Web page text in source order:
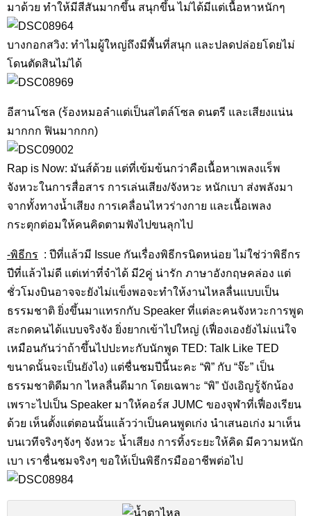
มาด้วย ทำให้มีสีสันมากขึ้น สนุกขึ้น ไม่ได้มีแต่เนื้อหาหนักๆ
บางกอกสวิง: ทำไมผู้ใหญ่ถึงมีพื้นที่สนุก และปลดปล่อยโดยไม่
โดนตัดสินไม่ได้
อีสานโซล (ร้องหมอลำแต่เป็นสไตล์โซล ดนตรี และเสียงแน่น
มากกก ฟินมากกก)
Rap is Now: มันส์ด้วย แต่ที่เข้มข้นกว่าคือเนื้อหาเพลงแร็พ
จังหวะในการสื่อสาร การเล่นเสียง/จังหวะ หนักเบา ส่งพลังมา
จากทั้งทางน้ำเสียง การเคลื่อนไหวร่างกาย และเนื้อเพลง
กระตุกต่อมให้คนคิดตามฟังไปขนลุกไป
-พิธีกร : ปีที่แล้วมี Issue กันเรื่องพิธีกรนิดหน่อย ไม่ใช่ว่าพิธีกร
ปีที่แล้วไม่ดี แต่เท่าที่จำได้ มี2คู่ น่ารัก ภาษาอังกฤษคล่อง แต่
ชั่วโมงบินอาจจะยังไม่แข็งพอจะทำให้งานไหลลื่นแบบเป็น
ธรรมชาติ ยิ่งขึ้นมาแทรกกับ Speaker ที่แต่ละคนจังหวะการพูด
สะกดคนได้แบบจริงจัง ยิ่งยากเข้าไปใหญ่ (เฟื่องเองยังไม่แน่ใจ
เหมือนกันว่าถ้าขึ้นไปปะทะกับนักพูด TED: Talk Like TED
ขนาดนั้นจะเป็นยังไง) แต่ชื่นชมปีนี้นะคะ “พิ” กับ “จ๊ะ” เป็น
ธรรมชาติดีมาก ไหลลื่นดีมาก โดยเฉพาะ “พิ” บังเอิญรู้จักน้อง
เพราะไปเป็น Speaker มาให้คอร์ส JUMC ของจุฬาที่เฟื่องเรียน
ด้วย เห็นตั้งแต่ตอนนั้นแล้วว่าเป็นคนพูดเก่ง นำเสนอเก่ง มาเห็น
บนเวทีจริงๆจังๆ จังหวะ น้ำเสียง การทิ้งระยะให้คิด มีความหนัก
เบา เราชื่นชมจริงๆ ขอให้เป็นพิธีกรมืออาชีพต่อไป